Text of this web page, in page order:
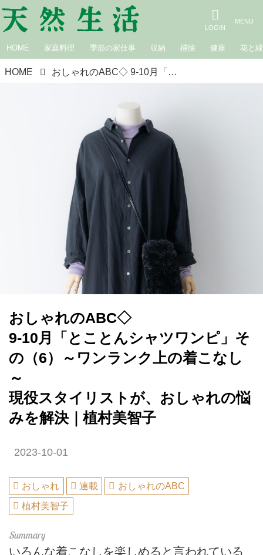
HOME 家庭料理 季節の家仕事 収納 掃除 健康 花と緑
HOME おしゃれのABC◇ 9-10月「とことんシャツワンピ」その（6）～ワンランク上の着こなし～ 現役スタイリストが、おしゃれの悩みを解決｜植村美智子
おしゃれのABC◇
9-10月「とことんシャツワンピ」そ
の（6）～ワンランク上の着こなし
～
現役スタイリストが、おしゃれの悩
みを解決｜植村美智子
2023-10-01
おしゃれ 連載
おしゃれのABC
植村美智子
いろんな着こなしを楽しめると言われている